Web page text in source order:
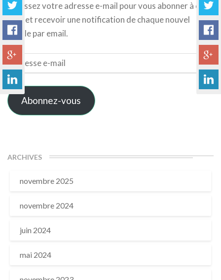
Saisissez votre adresse e-mail pour vous abonner à ce
blog et recevoir une notification de chaque nouvel
article par email.
Adresse
e-
mail
Abonnez-vous
ARCHIVES
novembre 2025
novembre 2024
juin 2024
mai 2024